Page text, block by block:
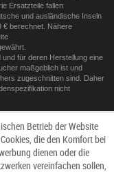
Ersatzteile fallen
und ausländische Inseln
€ berechnet. Nähere
für deren Herstellung eine
maßgeblich ist und
zugeschnitten sind. Daher
nicht
Betrieb der Website
die den Komfort bei
dienen oder die
vereinfachen sollen,